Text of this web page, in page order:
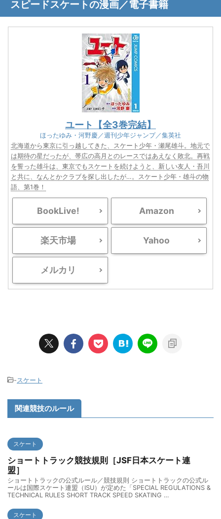
スピードスケートの漫画／電子書籍
ユート【全3巻完結】
ほったゆみ・河野慶／週刊少年ジャンプ／集英社
北海道から東京に引っ越してきた、スケート少年・瀬尾雄斗。地元で
は期待の星だったが、帯広の高月とのレースではあえなく敗北。再戦
を誓った雄斗は、東京でもスケートを続けようと、新しい友人・吾川
と共に、なんとかクラブを探し出したが…。スケート少年・雄斗の物
語、第1巻！
BookLive! Amazon
楽天市場 Yahoo
メルカリ
-スケート
関連競技のルール
スケート
ショートトラック競技規則［JSF日本スケート連
盟］
ショートトラックの公式ルール／競技規則 ショートトラックの公式ル
ールは国際スケート連盟（ISU）が定めた「SPECIAL REGULATIONS &
TECHNICAL RULES SHORT TRACK SPEED SKATING …
スケート